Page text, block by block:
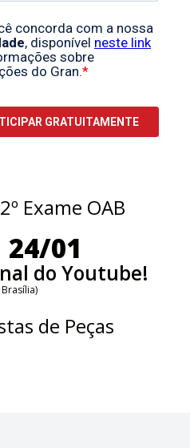
Exame OAB
24/01
do Youtube!
de Peças